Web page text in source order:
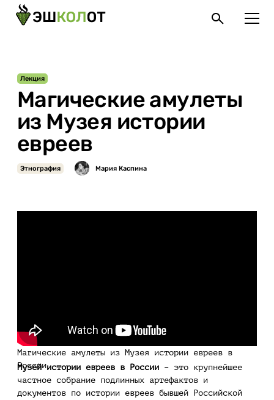
Магические амулеты
из Музея истории
евреев
Лекция
Этнография
Магические амулеты из Музея истории евреев в
России
Музей истории евреев в России – это крупнейшее
частное собрание подлинных артефактов и
документов по истории евреев бывшей Российской